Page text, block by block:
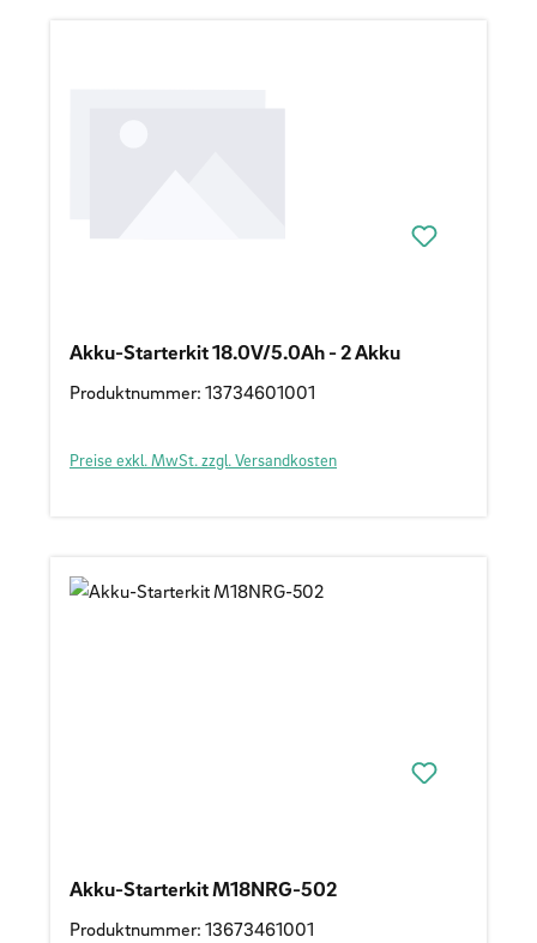
Akku-Starterkit 18.0V/5.0Ah - 2 Akku
Produktnummer: 13734601001
Preise exkl. MwSt. zzgl. Versandkosten
Akku-Starterkit M18NRG-502
Produktnummer: 13673461001